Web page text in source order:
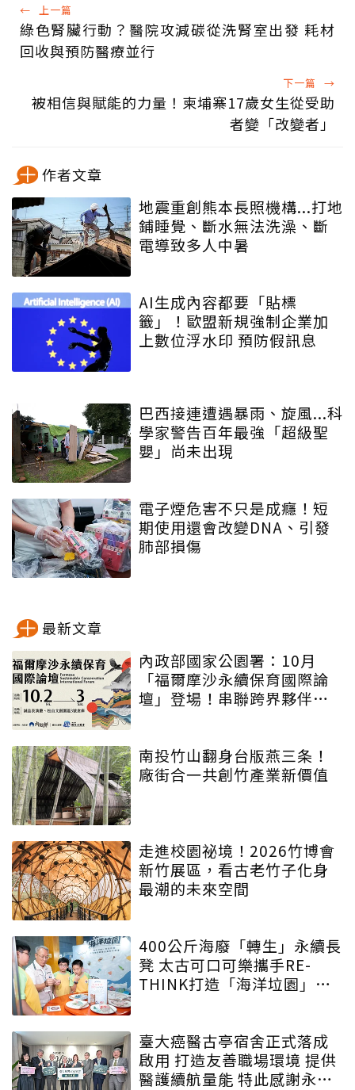
← 上一篇
綠色腎臟行動？醫院攻減碳從洗腎室出發 耗材
回收與預防醫療並行
下一篇 →
被相信與賦能的力量！柬埔寨17歲女生從受助
者變「改變者」
作者文章
地震重創熊本長照機構...打地
鋪睡覺、斷水無法洗澡、斷
電導致多人中暑
AI生成內容都要「貼標
籤」！歐盟新規強制企業加
上數位浮水印 預防假訊息
巴西接連遭遇暴雨、旋風...科
學家警告百年最強「超級聖
嬰」尚未出現
電子煙危害不只是成癮！短
期使用還會改變DNA、引發
肺部損傷
最新文章
內政部國家公園署：10月
「福爾摩沙永續保育國際論
壇」登場！串聯跨界夥伴與
南投竹山翻身台版燕三条！
廠街合一共創竹產業新價值
走進校園祕境！2026竹博會
新竹展區，看古老竹子化身
最潮的未來空間
400公斤海廢「轉生」永續長
凳 太古可口可樂攜手RE-
THINK打造「海洋垃園」特
臺大癌醫古亭宿舍正式落成
啟用 打造友善職場環境 提供
醫護續航量能 特此感謝永齡